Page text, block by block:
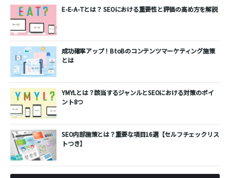
E-E-A-Tとは？ SEOにおける重要性と評価の高め方を解説
成功確率アップ！BtoBのコンテンツマーケティング施策
とは
YMYLとは？該当するジャンルとSEOにおける対策のポイ
ント8つ
SEO内部施策とは？重要な項目16選【セルフチェックリス
トつき】